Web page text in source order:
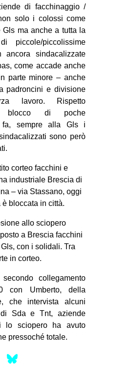
di facchinaggio /
solo i colossi come
Gls ma anche a tutta la
piccole/piccolissime
ancora sindacalizzate
come accade anche
parte minore – anche
padroncini e divisione
lavoro. Rispetto
blocco di poche
fa, sempre alla Gls i
sono però
corteo facchini e
industriale Brescia di
– via Stassano, oggi
è bloccata in città.
allo sciopero
a Brescia facchini
con i solidali. Tra
in corteo.
collegamento
con Umberto, della
che intervista alcuni
di Sda e Tnt, aziende
lo sciopero ha avuto
pressoché totale.
Facebook